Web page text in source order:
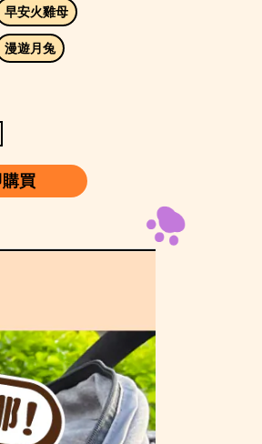
早安火雞母
漫遊月兔
買